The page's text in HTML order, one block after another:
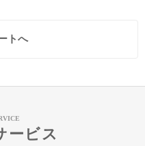
トへ
ービス